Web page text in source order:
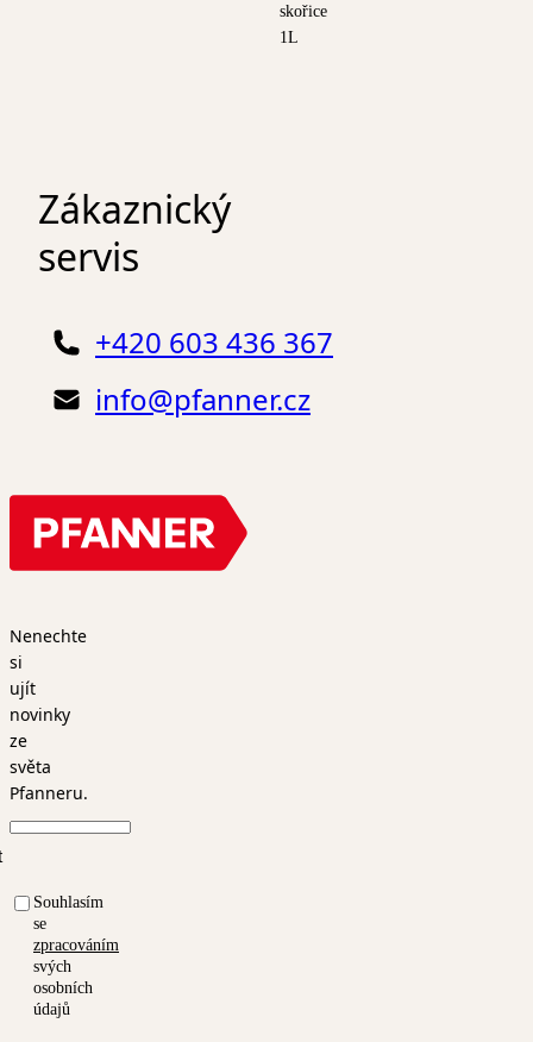
skořice
1L
Nenechte
si
ujít
novinky
ze
světa
Pfanneru.
Souhlasím
se
zpracováním
svých
osobních
údajů
Zákaznický
servis
+420 603 436 367
info@pfanner.cz